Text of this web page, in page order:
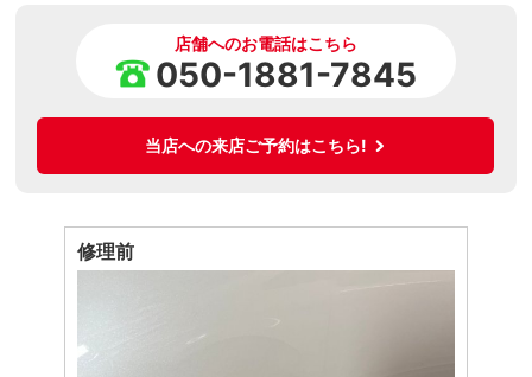
店舗へのお電話はこちら
050-1881-7845
当店への来店ご予約はこちら!
修理前